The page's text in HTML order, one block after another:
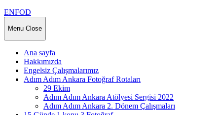
ENFOD
Menu Close
Ana sayfa
Hakkımızda
Engelsiz Çalışmalarımız
Adım Adım Ankara Fotoğraf Rotaları
29 Ekim
Adım Adım Ankara Atölyesi Sergisi 2022
Adım Adım Ankara 2. Dönem Çalışmaları